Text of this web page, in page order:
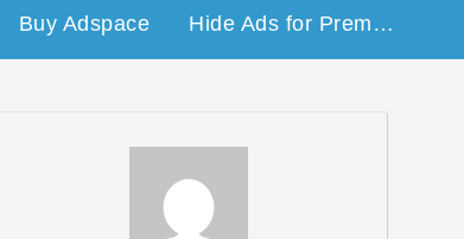
Buy Adspace Hide Ads for Premium Members